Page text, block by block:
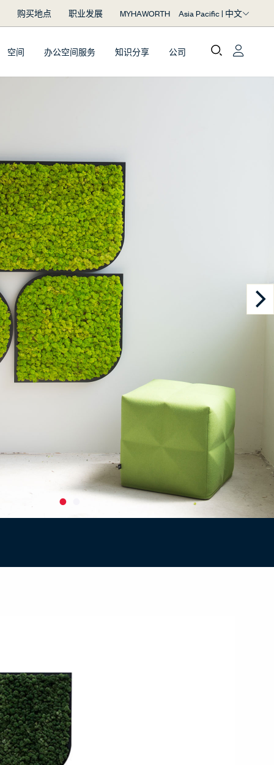
购买地点 职业发展 MYHAWORTH Asia Pacific | 中文
空间 办公空间服务 知识分享 公司